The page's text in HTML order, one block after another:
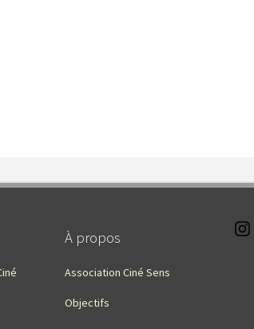
À propos
Association Ciné Sens
Objectifs